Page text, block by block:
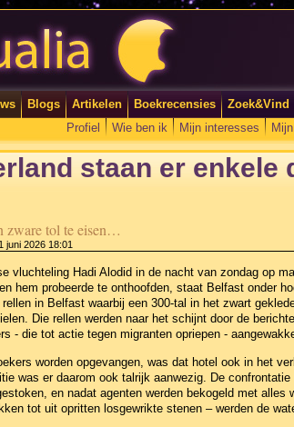
Blogs Artikelen Boekrecensies Zoek&Vind
Profiel
Wie ben ik Mijn interesses
staan er enkele
zware tol te eisen…
juni 2026 18:01
vluchteling Hadi Alodid in de nacht van zondag op
hem probeerde te onthoofden, staat Belfast onder
in Belfast waarbij een 300-tal in het zwart
Die rellen werden naar het schijnt door de
- die tot actie tegen migranten opriepen -
worden opgevangen, was dat hotel ook in het
was er daarom ook talrijk aanwezig. De
en nadat agenten werden bekogeld met
tot uit opritten losgewrikte stenen – werden de